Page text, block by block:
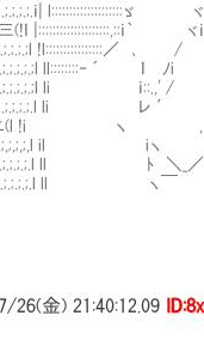
ｉ| l::::::::::::::::::::ゞ
(!ｌ |::::::::::::::::::::,::ｉ｀ ヾ
!l::::::::::::::::／ ､ /
ll::::::::‐ ´ ｌ ﾉi
li ｉ::.,' /
li レ
ニニ(l !i ヽ ,!
il iヽ
ll ﾄ ＼_／
ll ヽ￣
26(金) 21:40:12.09